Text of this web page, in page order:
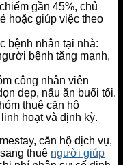
gần 45%, chủ
hoặc giúp việc theo
bệnh nhân tại nhà:
bệnh tăng mạnh,
công nhân viên
dẹp, nấu ăn buổi tối.
thuê căn hộ
hoạt và định kỳ.
căn hộ dịch vụ,
thuê người giúp